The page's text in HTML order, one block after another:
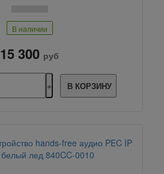
В наличии
15 300 руб
В КОРЗИНУ